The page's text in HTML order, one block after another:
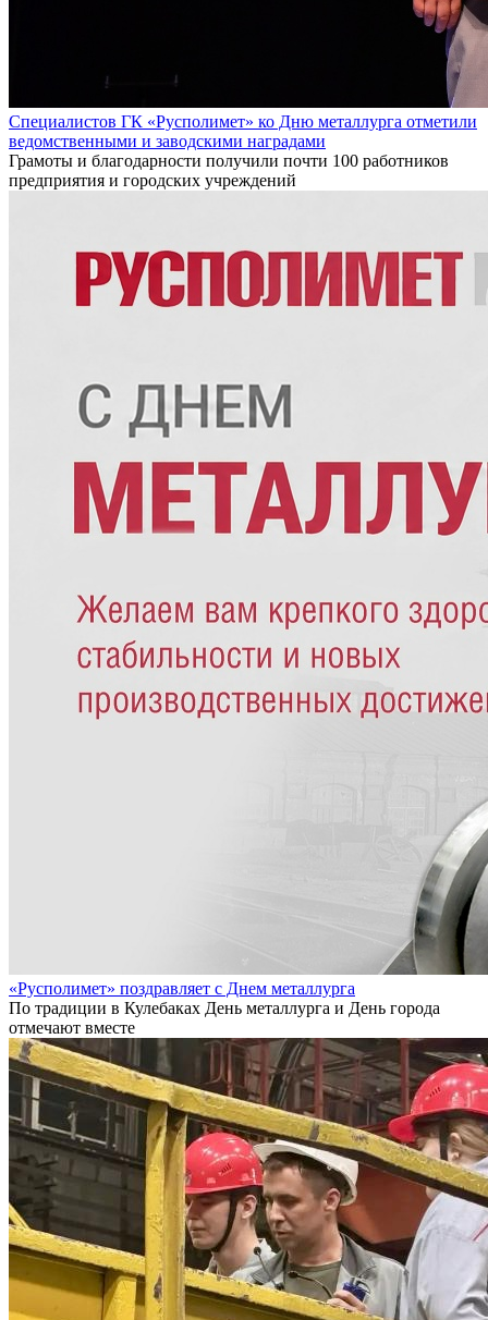
Специалистов ГК «Русполимет» ко Дню металлурга отметили
ведомственными и заводскими наградами
Грамоты и благодарности получили почти 100 работников
предприятия и городских учреждений
«Русполимет» поздравляет с Днем металлурга
По традиции в Кулебаках День металлурга и День города
отмечают вместе